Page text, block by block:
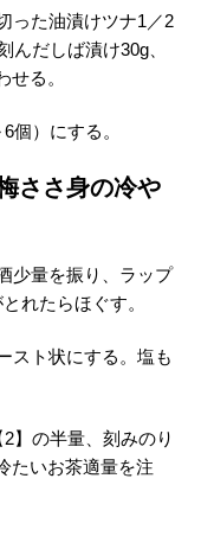
った油漬けツナ1／2
んだしば漬け30g、
る。
個）にする。
ささ身の冷や
少量を振り、ラップ
れたらほぐす。
スト状にする。塩も
】の半量、刻みのり
たいお茶適量を注